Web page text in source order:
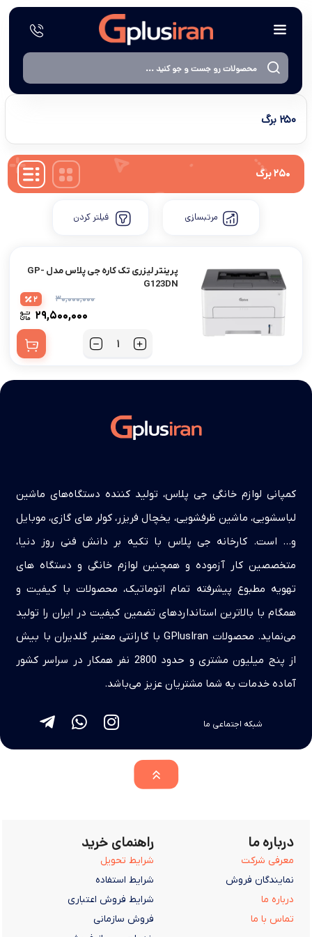
۲۵۰ برگ
۲۵۰ برگ
مرتبسازی فیلتر کردن
پرینتر لیزری تک کاره جی پلاس مدل GP-
G123DN
۳۰,۰۰۰,۰۰۰
۲۹,۵۰۰,۰۰۰
2
کمپانی لوازم خانگی جی پلاس، تولید کننده دستگاه‌های ماشین
لباسشویی، ماشین ظرفشویی، یخچال فریزر، کولر های گازی، موبایل
و… است. کارخانه جی پلاس با تکیه بر دانش فنی روز دنیا،
متخصصین کار آزموده و همچنین لوازم خانگی و دستگاه های
تهویه مطبوع پیشرفته تمام اتوماتیک، محصولات با کیفیت و
همگام با بالاترین استانداردهای تضمین کیفیت در ایران را تولید
می‌نماید. محصولات GPlusIran با گارانتی معتبر گلدیران با بیش
از پنج میلیون مشتری و حدود 2800 نفر همکار در سراسر کشور
آماده خدمات به شما مشتریان عزیز می‌باشد.
شبکه اجتماعی ما
درباره ما
معرفی شرکت
نمایندگان فروش
درباره ما
تماس با ما
راهنمای خرید
شرایط تحویل
شرایط استفاده
شرایط فروش اعتباری
فروش سازمانی